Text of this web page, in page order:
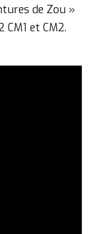
de Zou »
CM1 et CM2.